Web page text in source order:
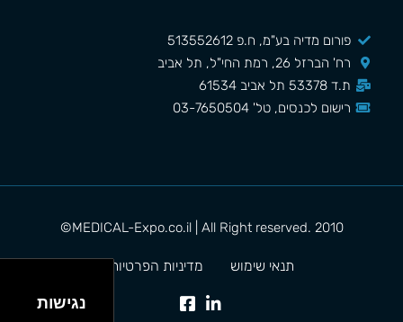
פורום מדיה בע"מ, ח.פ 513552612
רח' הברזל 26, רמת החי"ל, תל אביב
ת.ד 53378 תל אביב 61534
רישום לכנסים, טל' 03-7650504
MEDICAL-Expo.co.il | All Right reserved. 2010©
תנאי שימוש מדיניות הפרטיות
נגישות